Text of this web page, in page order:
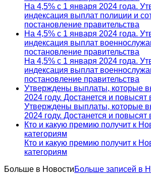
На 4,5% с 1 января 2024 года.
индексация выплат полиции и
постановление правительства
На 4,5% с 1 января 2024 года.
индексация выплат
постановление правительства
На 4,5% с 1 января 2024 года.
индексация выплат
постановление правительства
Утверждены выплаты, которые
2024 году. Достанется и повысят
Утверждены выплаты, которые
2024 году. Достанется и повысят
Кто и какую премию получит к
категориям
Кто и какую премию получит к
категориям
Больше в НовостиБольше записей в